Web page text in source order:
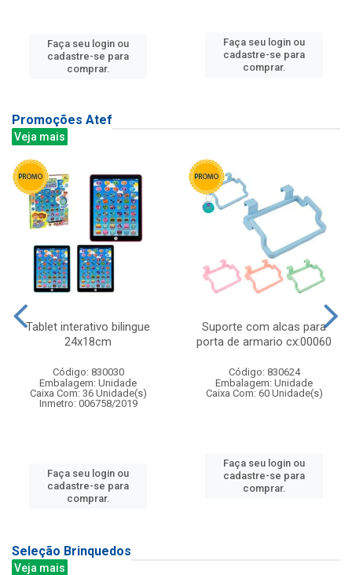
Faça seu login ou
cadastre-se para
comprar.
Faça seu login ou
cadastre-se para
comprar.
Promoções Atef
Veja mais
Tablet interativo bilingue
24x18cm
Código: 830030
Embalagem: Unidade
Caixa Com: 36 Unidade(s)
Inmetro: 006758/2019
Faça seu login ou
cadastre-se para
comprar.
Suporte com alcas para
porta de armario cx:00060
Código: 830624
Embalagem: Unidade
Caixa Com: 60 Unidade(s)
Faça seu login ou
cadastre-se para
comprar.
Seleção Brinquedos
Veja mais